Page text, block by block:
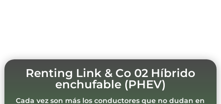
Renting Link & Co 02 Híbrido
enchufable (PHEV)
Cada vez son más los conductores que no dudan en